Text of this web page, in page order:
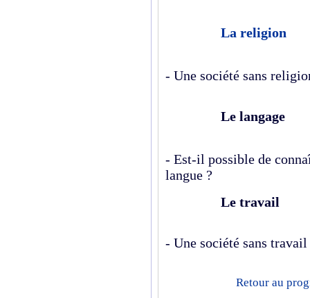
La religion
- Une société sans
Le langage
- Est-il possible de
langue ?
Le travail
- Une société sans
Retour au